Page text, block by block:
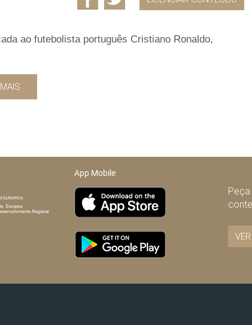
ao futebolista português Cristiano Ronaldo,
App Mobile